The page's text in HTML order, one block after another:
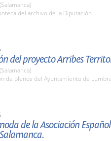
del archivo de la Diputación
del proyecto Arribes
de plenos del Ayuntamiento de
de la Asociación